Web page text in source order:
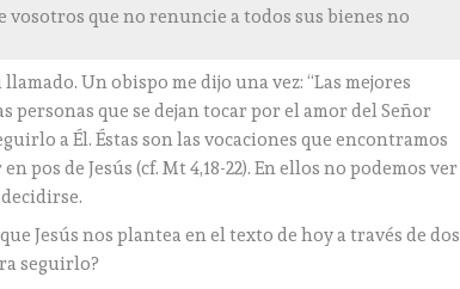
vosotros que no renuncie a todos sus bienes no
Un obispo me dijo una vez: “Las mejores
personas que se dejan tocar por el amor del Señor
a Él. Éstas son las vocaciones que encontramos
de Jesús (cf. Mt 4,18-22). En ellos no podemos ver
Jesús nos plantea en el texto de hoy a través de dos
seguirlo?